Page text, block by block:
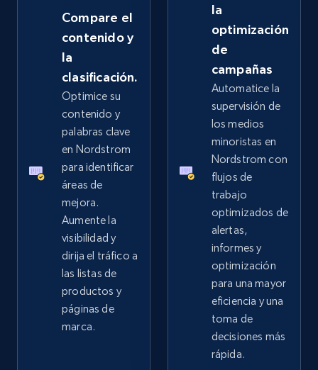
URL, Product id, Title, Product description,
Rating, Reviews count, Images, Variations, and
more.
2.4K+ 200+ Comenzar ahora
Home Depot US
URL, Domain, Country code, Model number,
Sku, Product id, Product name, Manufacturer,
and more.
2.1K+ 355+ Comenzar ahora
Home Depot US - Gather data on products
using specified keywords
URL, Domain, Country code, Model number,
Sku, Product id, Product name, Manufacturer,
Compare el
contenido y
la
clasificación.
Optimice su
contenido y
palabras clave
en Nordstrom
para identificar
áreas de
mejora.
Aumente la
visibilidad y
dirija el tráfico a
las listas de
productos y
páginas de
marca.
la
optimización
de
campañas
Automatice la
supervisión de
los medios
minoristas en
Nordstrom con
flujos de
trabajo
optimizados de
alertas,
informes y
optimización
para una mayor
eficiencia y una
toma de
decisiones más
rápida.